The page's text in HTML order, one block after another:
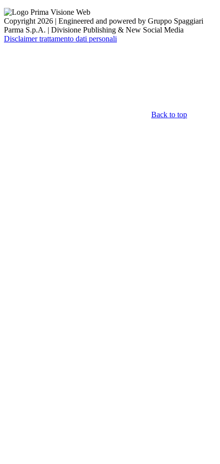
Copyright 2026 | Engineered and powered by Gruppo Spaggiari
Parma S.p.A. | Divisione Publishing & New Social Media
Disclaimer trattamento dati personali
Back to top